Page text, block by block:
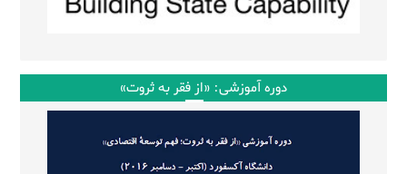
دوره آموزشی: «از فقر به ثروت»